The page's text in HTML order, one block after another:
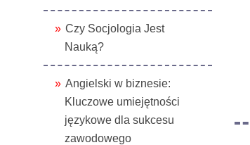
Czy Socjologia Jest
Nauką?
Angielski w biznesie:
Kluczowe umiejętności
językowe dla sukcesu
zawodowego